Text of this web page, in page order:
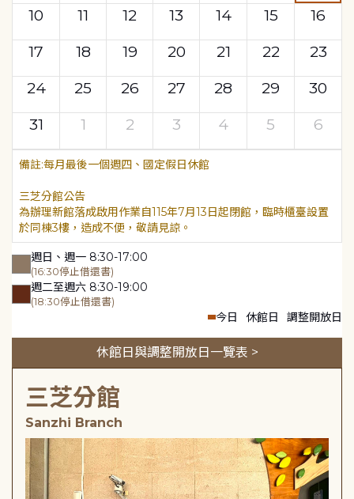
10
11 12 13 14 15
16
17
18 19 20 21 22
23
24
25 26 27 28 29
30
31
1 2 3 4 5 6
每月最後一個週四、國定假日休館
三芝分館公告
為辦理新館落成啟用作業自115年7月13日起閉館，臨時櫃臺設置
於同棟3樓，造成不便，敬請見諒。
週日、週一 8:30-17:00
(16:30停止借還書)
週二至週六 8:30-19:00
(18:30停止借還書)
今日 休館日 調整開放日
休館日與調整開放日一覽表 >
三芝分館
Sanzhi Branch